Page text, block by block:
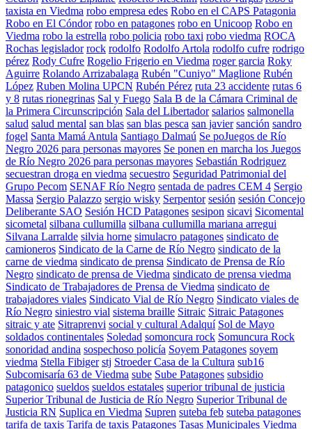
taxista en Viedma robo empresa edes Robo en el CAPS Patagonia
Robo en El Cóndor robo en patagones robo en Unicoop Robo en
Viedma robo la estrella robo policia robo taxi robo viedma ROCA
Rochas legislador rock rodolfo Rodolfo Artola rodolfo cufre rodrigo
pérez Rody Cufre Rogelio Frigerio en Viedma roger garcia Roky
Aguirre Rolando Arrizabalaga Rubén "Cuniyo" Maglione Rubén
López Ruben Molina UPCN Rubén Pérez ruta 23 accidente rutas 6
y 8 rutas rionegrinas Sal y Fuego Sala B de la Cámara Criminal de
la Primera Circunscripción Sala del Libertador salarios salmonella
salud salud mental san blas san blas pesca san javier sanción sandro
fogel Santa Mamá Antula Santiago Dalmaú Se poJuegos de Río
Negro 2026 para personas mayores Se ponen en marcha los Juegos
de Río Negro 2026 para personas mayores Sebastián Rodriguez
secuestran droga en viedma secuestro Seguridad Patrimonial del
Grupo Pecom SENAF Río Negro sentada de padres CEM 4 Sergio
Massa Sergio Palazzo sergio wisky Serpentor sesión sesión Concejo
Deliberante SAO Sesión HCD Patagones sesipon sicavi Sicomental
sicometal silbana cullumilla silbana cullumilla mariana arregui
Silvana Larralde silvia horne simulacro patagones sindicato de
camioneros Sindicato de la Carne de Río Negro sindicato de la
carne de viedma sindicato de prensa Sindicato de Prensa de Río
Negro sindicato de prensa de Viedma sindicato de prensa viedma
Sindicato de Trabajadores de Prensa de Viedma sindicato de
trabajadores viales Sindicato Vial de Río Negro Sindicato viales de
Río Negro siniestro vial sistema braille Sitraic Sitraic Patagones
sitraic y ate Sitraprenvi social y cultural Adalquí Sol de Mayo
soldados continentales Soledad somoncura rock Somuncura Rock
sonoridad andina sospechoso policía Soyem Patagones soyem
viedma Stella Fibiger stj Stroeder Casa de la Cultura sub16
Subcomisaría 63 de Viedma sube Sube Patagones subsidio
patagonico sueldos sueldos estatales superior tribunal de justicia
Superior Tribunal de Justicia de Río Negro Superior Tribunal de
Justicia RN Suplica en Viedma Supren suteba feb suteba patagones
tarifa de taxis Tarifa de taxis Patagones Tasas Municipales Viedma